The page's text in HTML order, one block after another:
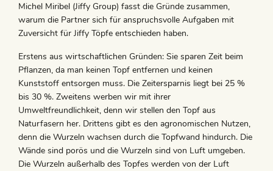
Michel Miribel (Jiffy Group) fasst die Gründe zusammen,
warum die Partner sich für anspruchsvolle Aufgaben mit
Zuversicht für Jiffy Töpfe entschieden haben.
Erstens aus wirtschaftlichen Gründen: Sie sparen Zeit beim
Pflanzen, da man keinen Topf entfernen und keinen
Kunststoff entsorgen muss. Die Zeitersparnis liegt bei 25 %
bis 30 %. Zweitens werben wir mit ihrer
Umweltfreundlichkeit, denn wir stellen den Topf aus
Naturfasern her. Drittens gibt es den agronomischen Nutzen,
denn die Wurzeln wachsen durch die Topfwand hindurch. Die
Wände sind porös und die Wurzeln sind von Luft umgeben.
Die Wurzeln außerhalb des Topfes werden von der Luft